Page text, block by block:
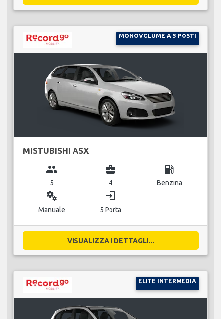
MONOVOLUME A 5 POSTI
MISTUBISHI ASX
group
5
business_center
4
local_gas_station
Benzina
miscellaneous_services
Manuale
login
5 Porta
VISUALIZZA I DETTAGLI...
ELITE INTERMEDIA